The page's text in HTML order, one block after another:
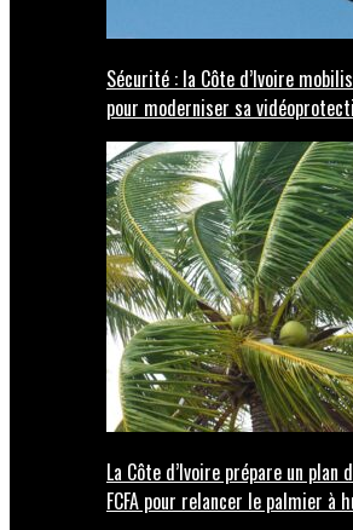
Sécurité : la Côte d’Ivoire
pour moderniser sa
La Côte d’Ivoire prépare un
FCFA pour relancer le palmier à